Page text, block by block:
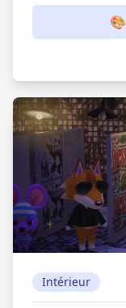
🎨
Intérieur